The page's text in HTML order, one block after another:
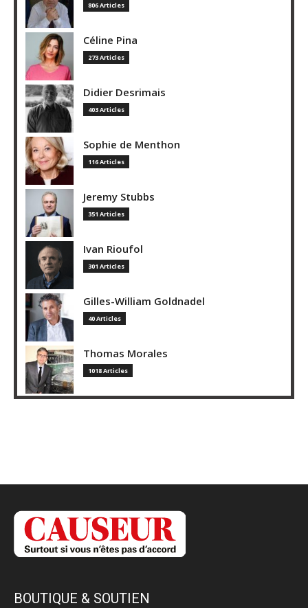
806 Articles
Céline Pina
273 Articles
Didier Desrimais
403 Articles
Sophie de Menthon
116 Articles
Jeremy Stubbs
351 Articles
Ivan Rioufol
301 Articles
Gilles-William Goldnadel
40 Articles
Thomas Morales
1018 Articles
BOUTIQUE & SOUTIEN